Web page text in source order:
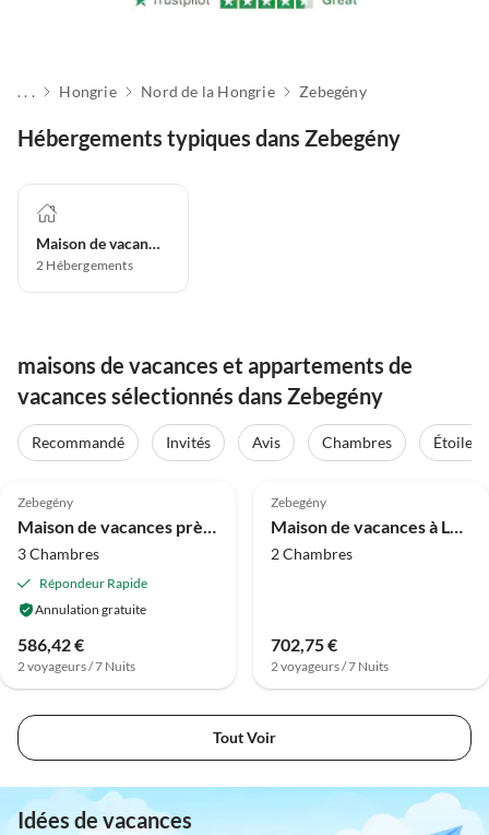
. . . Hongrie Nord de la Hongrie Zebegény
Hébergements typiques dans Zebegény
Maison de vacances
2 Hébergements
maisons de vacances et appartements de
vacances sélectionnés dans Zebegény
Recommandé Invités Avis Chambres
Étoiles
Zebegény
Maison de vacances près de la basilique
3 Chambres
Répondeur Rapide
Annulation gratuite
586,42 €
2 voyageurs / 7 Nuits
Zebegény
Maison de vacances à Leányfalu avec terrasse
2 Chambres
702,75 €
2 voyageurs / 7 Nuits
Tout Voir
Idées de vacances